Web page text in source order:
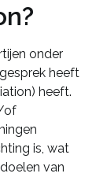
onder
heeft
heeft.
of
is, wat
van